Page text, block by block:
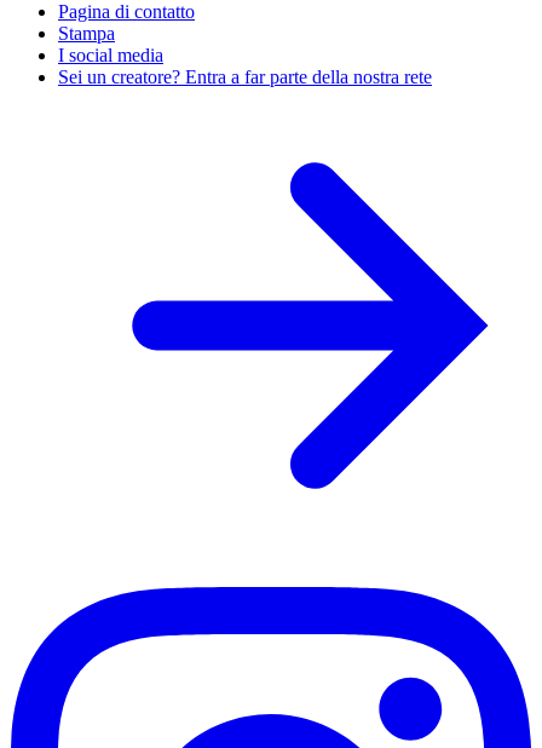
Pagina di contatto
Stampa
I social media
Sei un creatore? Entra a far parte della nostra rete